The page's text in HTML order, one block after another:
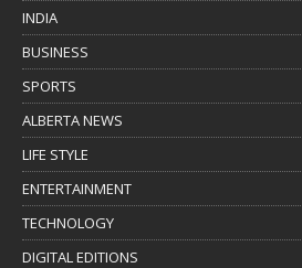
INDIA
BUSINESS
SPORTS
ALBERTA NEWS
LIFE STYLE
ENTERTAINMENT
TECHNOLOGY
DIGITAL EDITIONS